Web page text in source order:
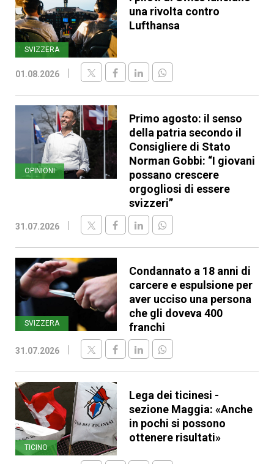
SVIZZERA
una rivolta contro
Lufthansa
01.08.2026
OPINIONI
Primo agosto: il senso
della patria secondo il
Consigliere di Stato
Norman Gobbi: “I giovani
possano crescere
orgogliosi di essere
svizzeri”
31.07.2026
SVIZZERA
Condannato a 18 anni di
carcere e espulsione per
aver ucciso una persona
che gli doveva 400
franchi
31.07.2026
TICINO
Lega dei ticinesi -
sezione Maggia: «Anche
in pochi si possono
ottenere risultati»